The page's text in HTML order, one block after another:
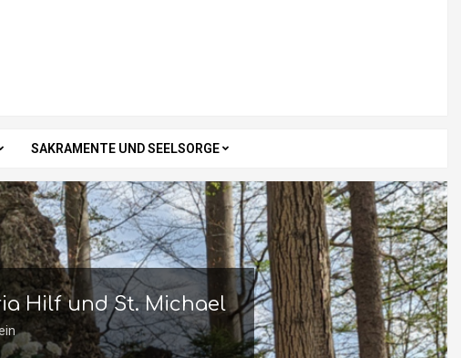
SAKRAMENTE UND SEELSORGE
Hilf und St. Michael